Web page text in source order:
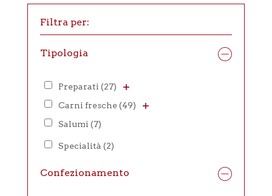
Filtra per:
Tipologia
Preparati (27)
Carni fresche (49)
Salumi (7)
Specialità (2)
Confezionamento